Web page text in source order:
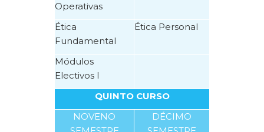
Operativas
Ética
Fundamental
Ética Personal
Módulos
Electivos I
QUINTO CURSO
NOVENO
DÉCIMO